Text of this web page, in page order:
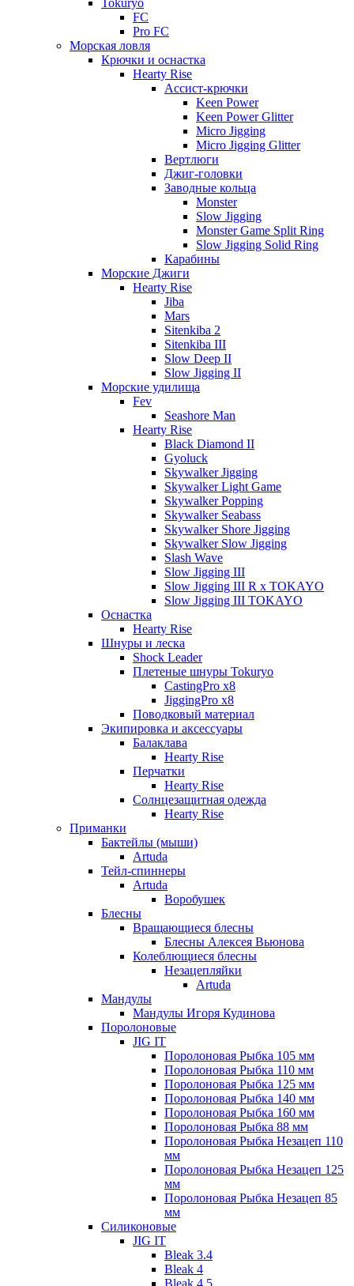
FC
Pro FC
Морская ловля
Крючки и оснастка
Hearty Rise
Ассист-крючки
Keen Power
Keen Power Glitter
Micro Jigging
Micro Jigging Glitter
Вертлюги
Джиг-головки
Заводные кольца
Monster
Slow Jigging
Monster Game Split Ring
Slow Jigging Solid Ring
Карабины
Морские Джиги
Hearty Rise
Jiba
Mars
Sitenkiba 2
Sitenkiba III
Slow Deep II
Slow Jigging II
Морские удилища
Fev
Seashore Man
Hearty Rise
Black Diamond II
Gyoluck
Skywalker Jigging
Skywalker Light Game
Skywalker Popping
Skywalker Seabass
Skywalker Shore Jigging
Skywalker Slow Jigging
Slash Wave
Slow Jigging III
Slow Jigging III R x TOKAYO
Slow Jigging III TOKAYO
Оснастка
Hearty Rise
Шнуры и леска
Shock Leader
Плетеные шнуры Tokuryo
CastingPro x8
JiggingPro x8
Поводковый материал
Экипировка и аксессуары
Балаклава
Hearty Rise
Перчатки
Hearty Rise
Солнцезащитная одежда
Hearty Rise
Приманки
Бактейлы (мыши)
Artuda
Тейл-спиннеры
Artuda
Воробушек
Блесны
Вращающиеся блесны
Блесны Алексея Вьюнова
Колеблющиеся блесны
Незацепляйки
Artuda
Мандулы
Мандулы Игоря Кудинова
Поролоновые
JIG IT
Поролоновая Рыбка 105 мм
Поролоновая Рыбка 110 мм
Поролоновая Рыбка 125 мм
Поролоновая Рыбка 140 мм
Поролоновая Рыбка 160 мм
Поролоновая Рыбка 88 мм
Поролоновая Рыбка Незацеп 110
мм
Поролоновая Рыбка Незацеп 125
мм
Поролоновая Рыбка Незацеп 85
мм
Силиконовые
JIG IT
Bleak 3.4
Bleak 4
Bleak 4.5